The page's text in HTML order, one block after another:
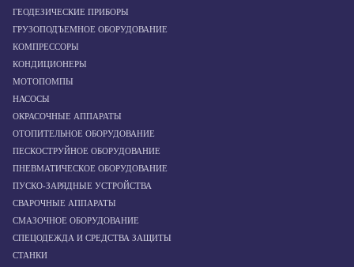
ГЕОДЕЗИЧЕСКИЕ ПРИБОРЫ
ГРУЗОПОДЪЕМНОЕ ОБОРУДОВАНИЕ
КОМПРЕССОРЫ
КОНДИЦИОНЕРЫ
МОТОПОМПЫ
НАСОСЫ
ОКРАСОЧНЫЕ АППАРАТЫ
ОТОПИТЕЛЬНОЕ ОБОРУДОВАНИЕ
ПЕСКОСТРУЙНОЕ ОБОРУДОВАНИЕ
ПНЕВМАТИЧЕСКОЕ ОБОРУДОВАНИЕ
ПУСКО-ЗАРЯДНЫЕ УСТРОЙСТВА
СВАРОЧНЫЕ АППАРАТЫ
СМАЗОЧНОЕ ОБОРУДОВАНИЕ
СПЕЦОДЕЖДА И СРЕДСТВА ЗАЩИТЫ
СТАНКИ